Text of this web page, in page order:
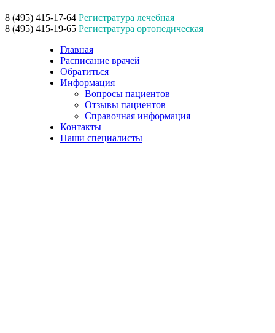
8 (495) 415-17-64 Регистратура лечебная
8 (495) 415-19-65 Регистратура ортопедическая
Главная
Расписание врачей
Обратиться
Информация
Вопросы пациентов
Отзывы пациентов
Справочная информация
Контакты
Наши специалисты